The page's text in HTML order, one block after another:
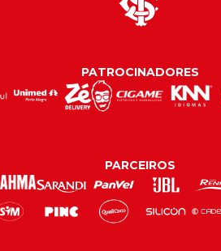
PATROCINADORES
PARCEIROS